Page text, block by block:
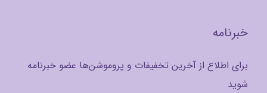
خبرنامه
برای اطلاع از آخرین تخفیفات و پروموشن‌ها عضو خبرنامه
شوید